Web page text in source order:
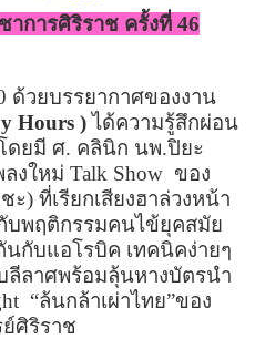
การศิริราช ครั้งที่ 46
ด้วยบรรยากาศของงาน
Hours )ได้ความรู้สึกผ่อน
ดยมี ศ. คลินิก นพ.ปิยะ
งใหม่ Talk Show ของ
ะ) ที่เรียกเสียงฮาล่วงหน้า
บพฤติกรรมคนไข้ยุคสมัย
นกับแอโรบิค เทคนิคง่ายๆ
ลีลาศพร้อมลุ้นหางบัตรนำ
“ล้นกล้าเผ่าไทย”ของ
ศิริราช